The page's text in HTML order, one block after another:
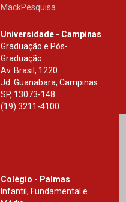
MackPesquisa
Universidade - Campinas
Graduação e Pós-
Graduação
Av. Brasil, 1220
Jd. Guanabara, Campinas
SP, 13073-148
(19) 3211-4100
Colégio - Palmas
Infantil, Fundamental e